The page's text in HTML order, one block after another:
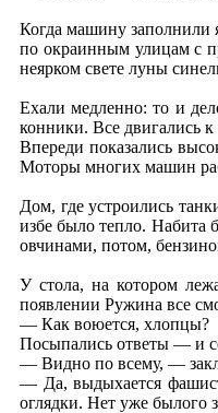
Когда машину заполнили
по окраинным улицам с
неярком свете луны
Ехали медленно: то и
конники. Все двигались к
Впереди показались
Моторы многих машин
Дом, где устроились
избе было тепло. Набита
овчинами, потом,
У стола, на котором
появлении Ружина все
— Как воюется, хлопцы?
Посыпались ответы — и
— Видно по всему, —
— Да, выдыхается
оглядки. Нет уже былого